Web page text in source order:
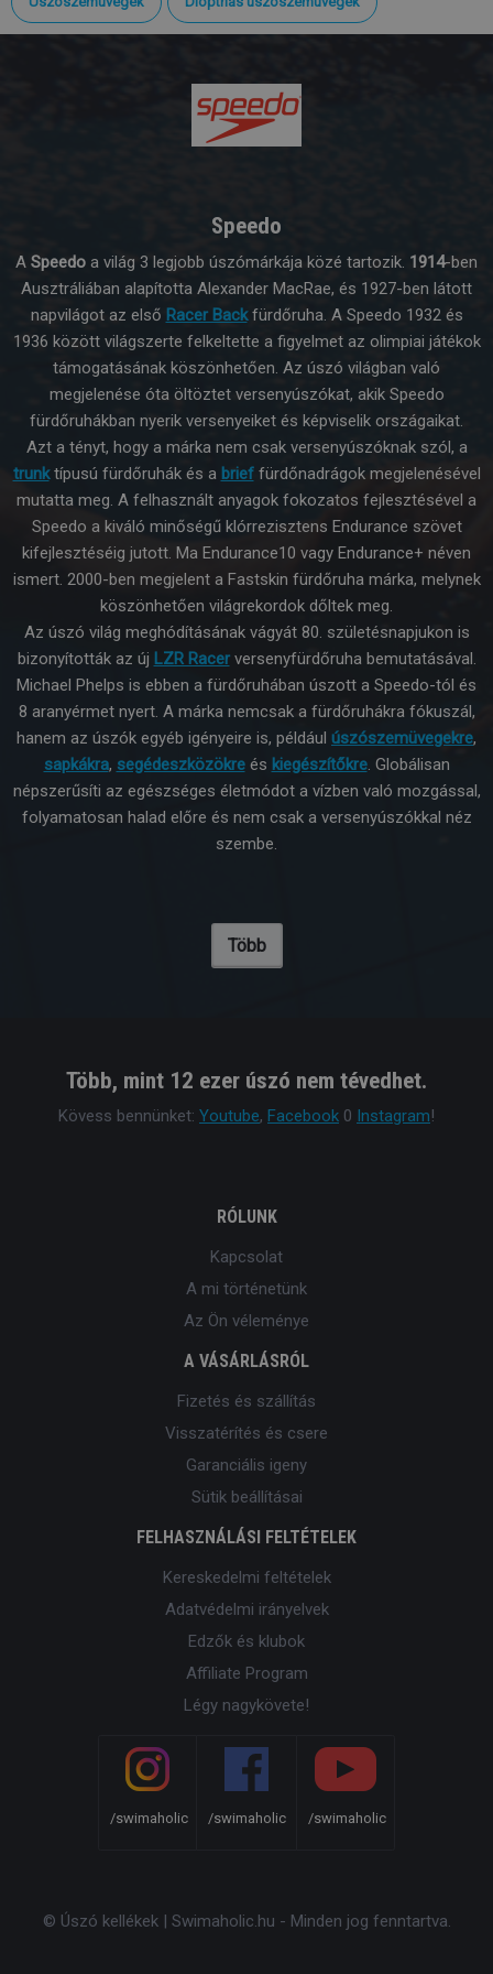
Speedo
A Speedo a világ 3 legjobb úszómárkája közé tartozik. 1914-ben
Ausztráliában alapította Alexander MacRae, és 1927-ben látott
napvilágot az első Racer Backfürdőruha. A Speedo 1932 és
1936 között világszerte felkeltette a figyelmet az olimpiai játékok
támogatásának köszönhetően. Az úszó világban való
megjelenése óta öltöztet versenyúszókat, akik Speedo
fürdőruhákban nyerik versenyeiket és képviselik országaikat.
Azt a tényt, hogy a márka nem csak versenyúszóknak szól, a
trunktípusú fürdőruhák és a brieffürdőnadrágok megjelenésével
mutatta meg. A felhasznált anyagok fokozatos fejlesztésével a
Speedo a kiváló minőségű klórrezisztens Endurance szövet
kifejlesztéséig jutott. Ma Endurance10 vagy Endurance+ néven
ismert. 2000-ben megjelent a Fastskin fürdőruha márka, melynek
köszönhetően világrekordok dőltek meg.
Az úszó világ meghódításának vágyát 80. születésnapjukon is
bizonyították az új LZR Racerversenyfürdőruha bemutatásával.
Michael Phelps is ebben a fürdőruhában úszott a Speedo-tól és
8 aranyérmet nyert. A márka nemcsak a fürdőruhákra fókuszál,
hanem az úszók egyéb igényeire is, például úszószemüvegekre,
sapkákra, segédeszközökreés kiegészítőkre. Globálisan
népszerűsíti az egészséges életmódot a vízben való mozgással,
folyamatosan halad előre és nem csak a versenyúszókkal néz
szembe.
Több
Több, mint 12 ezer úszó nem tévedhet.
Kövess bennünket: Youtube, Facebook 0 Instagram!
RÓLUNK
Kapcsolat
A mi történetünk
Az Ön véleménye
A VÁSÁRLÁSRÓL
Fizetés és szállítás
Visszatérítés és csere
Garanciális igeny
Sütik beállításai
FELHASZNÁLÁSI FELTÉTELEK
Kereskedelmi feltételek
Adatvédelmi irányelvek
Edzők és klubok
Affiliate Program
Légy nagykövete!
/swimaholic /swimaholic /swimaholic
© Úszó kellékek | Swimaholic.hu - Minden jog fenntartva.